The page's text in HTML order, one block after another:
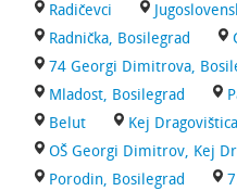
Radičevci
Radnička, Bosilegrad
74 Georgi Dimitrova,
Mladost, Bosilegrad
Belut
Kej
OŠ Georgi Dimitrov, Kej
Porodin, Bosilegrad